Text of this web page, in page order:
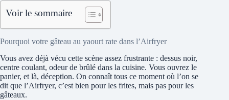
Voir le sommaire
Pourquoi votre gâteau au yaourt rate dans l’Airfryer
Vous avez déjà vécu cette scène assez frustrante : dessus noir,
centre coulant, odeur de brûlé dans la cuisine. Vous ouvrez le
panier, et là, déception. On connaît tous ce moment où l’on se
dit que l’Airfryer, c’est bien pour les frites, mais pas pour les
gâteaux.